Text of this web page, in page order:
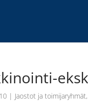
| Jaostot ja toimijaryhmät,